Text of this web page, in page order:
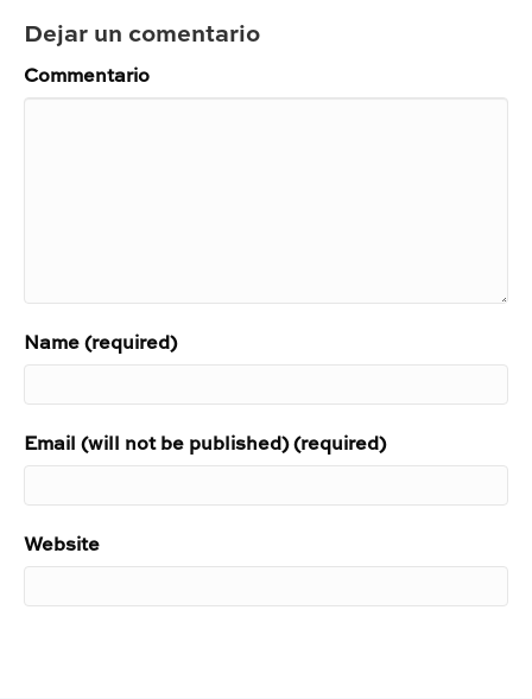
Dejar un comentario
Commentario
Name (required)
Email (will not be published) (required)
Website